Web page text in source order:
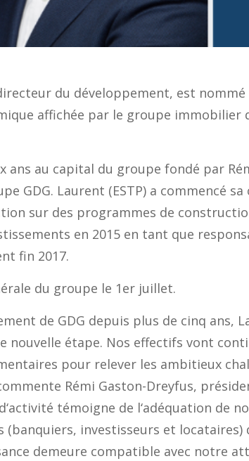
irecteur du développement, est nommé
affichée par le groupe
ans au capital du groupe fondé par
GDG. Laurent (ESTP) a commencé
sur des programmes de
en 2015 en tant que r
fin 2017.
du groupe le 1er juillet.
de GDG depuis plus de cinq ans,
nouvelle étape. Nos effectifs vont
pour relever les ambitieux
Rémi Gaston-Dreyfus,
‘activité témoigne de l‘adéquation de
(banquiers, investisseurs et locataires)
demeure compatible avec notre